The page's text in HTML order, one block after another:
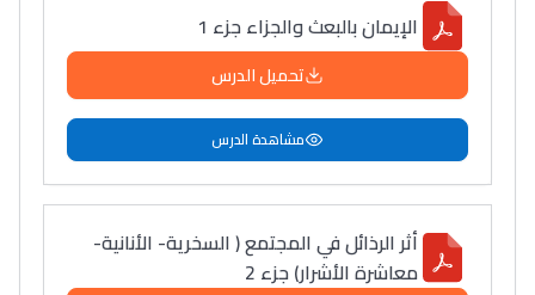
الإيمان بالبعث والجزاء جزء 1
تحميل الدرس
مشاهدة الدرس
أثر الرذائل في المجتمع ( السخرية- الأنانية-
معاشرة الأشرار) جزء 2